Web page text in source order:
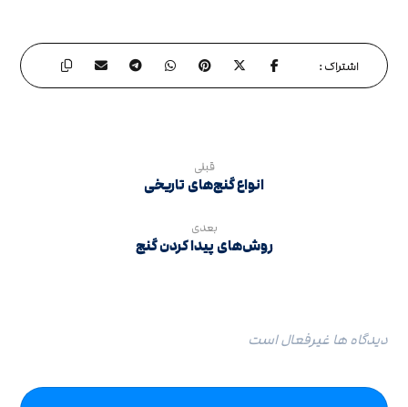
قبلی
انواع گنج‌های تاریخی
بعدی
روش‌های پیدا کردن گنج
دیدگاه ها غیرفعال است